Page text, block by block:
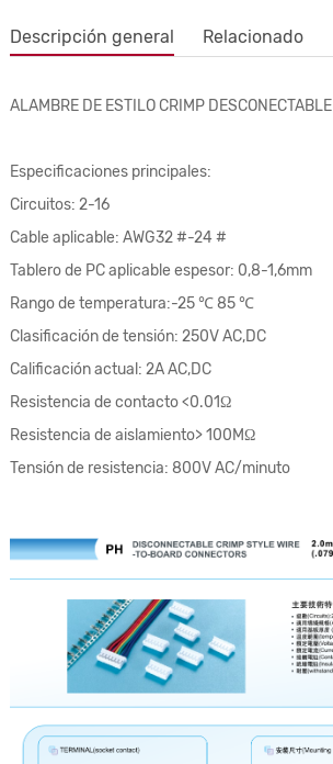
Descripción general Relacionado
ALAMBRE DE ESTILO CRIMP DESCONECTABLE
Especificaciones principales:
Circuitos: 2-16
Cable aplicable: AWG32 #-24 #
Tablero de PC aplicable espesor: 0,8-1,6mm
Rango de temperatura:-25 ℃ 85 ℃
Clasificación de tensión: 250V AC,DC
Calificación actual: 2A AC,DC
Resistencia de contacto <0.01Ω
Resistencia de aislamiento> 100MΩ
Tensión de resistencia: 800V AC/minuto